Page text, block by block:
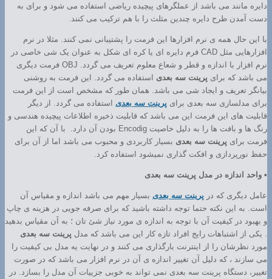
دایره مانند می باشد از عملگرهای پیچیده ریاضی استفاده می شود و برای به
دست آمدن طرح دایره چندین مثلث را با هم ترکیب می کنند.
با این حال همه ی نرم افزارها این فرمت را پشتیبانی نمی کنند. مثلا در نرم
افزارهایی مثل CAD فرم دایره ای یا کره ای شکل به عنوان یک شی خاصی در
نرم افزار با اندازه و قطر و شعاع معلوم تعریف می گردد. OBJ فرمت دیگری
می باشد که برای پرینت سه بعدی استفاده می گردد. این فرمت به روشنی
بیانگر تعریف و ایجاد شی می باشد. همان طور که مشخص است از این فرمت
برای مدلسازی سه بعدی برای پرینت سه بعدی استفاده می گردد. از دیگر
قابلیت های این فرمت این می باشد که قابلیت ذخیره اطلاعات پیچیده هندسی و
رنگ ها و بافت ها را به دلیل خاصیت Encodig بودن آن دارد. با آن که این
فرمت برای پرینت سه بعدی بسیار کاربردی و محبوب می باشد اما از آن برای
حفظ نورپردازی و افکت گذاری نمیشود استفاده کرد.
• واحد اندازه در مدل پرینت سه بعدی
عامل دیگری که در پرینت سه بعدی بسیار مهم می باشد اندازه و مقیاس آن
است. به این نکته حتما توجه داشته باشید که برای صرفه جویی در هزینه ی چاپ
و بهبود در کیفیت آن با توجه به اندازه ی مورد نیاز شئ تان ؛ به آن مقیاس بدهید
. یکی از اشتباهات رایج افراد تازه کار این می باشد که مدل پرینت سه بعدی
مورد نظرشان را از اینترنت بارگذاری می کنند و در نهایت یه مدل بی کیفیت را
می سازند ، که دلیل آن تغییر اندازه ی آن در نرم افزار می باشد که در صورت
تغییر، دستگاه پرینت سه بعدی نمی تواند به خوبی جزییات آن مدل را بسازد. در